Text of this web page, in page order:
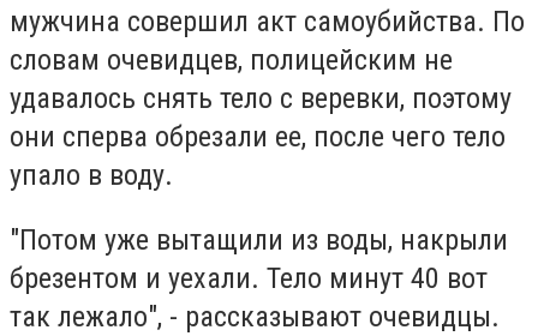
мужчина совершил акт самоубийства. По
словам очевидцев, полицейским не
удавалось снять тело с веревки, поэтому
они сперва обрезали ее, после чего тело
упало в воду.
"Потом уже вытащили из воды, накрыли
брезентом и уехали. Тело минут 40 вот
так лежало", - рассказывают очевидцы.